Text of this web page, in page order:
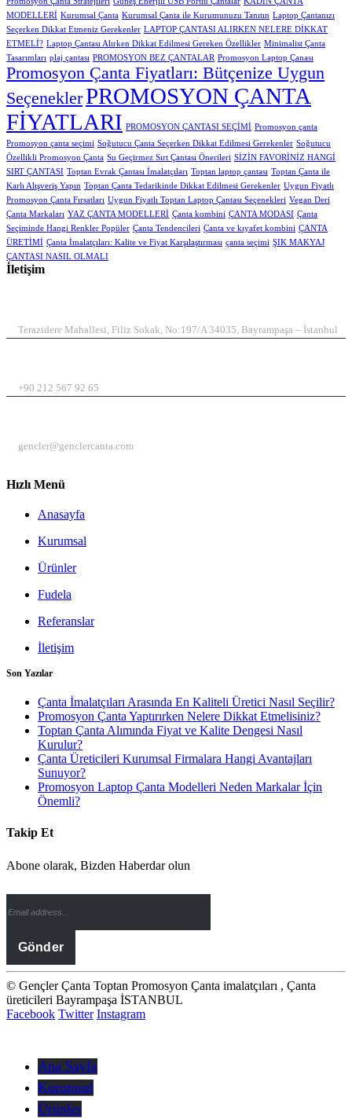
MODELLERİ Kurumsal Çanta Kurumsal Çanta ile Kurumunuzu Tanıtın Laptop Çantanızı
Seçerken Dikkat Etmeniz Gerekenler LAPTOP ÇANTASI ALIRKEN NELERE DİKKAT
ETMELİ? Laptop Çantası Alırken Dikkat Edilmesi Gereken Özellikler Minimalist Çanta
Tasarımları plaj çantası PROMOSYON BEZ ÇANTALAR Promosyon Laptop Çanası
Promosyon Çanta Fiyatları: Bütçenize Uygun
SeçeneklerPROMOSYON ÇANTA
FİYATLARI PROMOSYON ÇANTASI SEÇİMİ Promosyon çanta
Promosyon çanta seçimi Soğutucu Çanta Seçerken Dikkat Edilmesi Gerekenler Soğutucu
Özellikli Promosyon Çanta Su Geçirmez Sırt Çantası Önerileri SİZİN FAVORİNİZ HANGİ
SIRT ÇANTASI Toptan Evrak Çantası İmalatçıları Toptan laptop çantası Toptan Çanta ile
Karlı Alışveriş Yapın Toptan Çanta Tedarikinde Dikkat Edilmesi Gerekenler Uygun Fiyatlı
Promosyon Çanta Fırsatları Uygun Fiyatlı Toptan Laptop Çantası Seçenekleri Vegan Deri
Çanta Markaları YAZ ÇANTA MODELLERİ Çanta kombini ÇANTA MODASI Çanta
Seçiminde Hangi Renkler Popüler Çanta Tendencileri Çanta ve kıyafet kombini ÇANTA
ÜRETİMİ Çanta İmalatçıları: Kalite ve Fiyat Karşılaştırması çanta seçimi ŞIK MAKYAJ
ÇANTASI NASIL OLMALI
İletişim
Terazidere Mahallesi, Filiz Sokak, No:197/A 34035, Bayrampaşa – İstanbul
+90 212 567 92 65
gencler@genclercanta.com
Hızlı Menü
Anasayfa
Kurumsal
Ürünler
Fudela
Referanslar
İletişim
Son Yazılar
Çanta İmalatçıları Arasında En Kaliteli Üretici Nasıl Seçilir?
Promosyon Çanta Yaptırırken Nelere Dikkat Etmelisiniz?
Toptan Çanta Alımında Fiyat ve Kalite Dengesi Nasıl
Kurulur?
Çanta Üreticileri Kurumsal Firmalara Hangi Avantajları
Sunuyor?
Promosyon Laptop Çanta Modelleri Neden Markalar İçin
Önemli?
Takip Et
Abone olarak, Bizden Haberdar olun
© Gençler Çanta Toptan Promosyon Çanta imalatçıları , Çanta
üreticileri Bayrampaşa İSTANBUL
Facebook Twitter Instagram
Ana Sayfa
Kurumsal
Ürünler